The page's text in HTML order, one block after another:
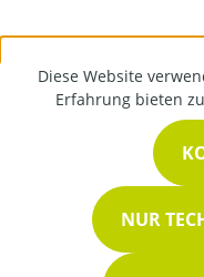
Diese Website
Erfahrung bieten
NUR